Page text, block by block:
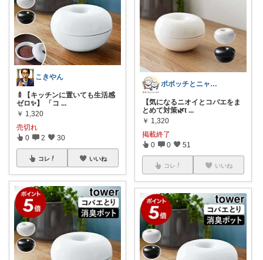
こきやん
🍼【キッチンに置いても生活感
ゼロ✨】 「コ ...
￥ 1,320
売切れ
0 2 30
コレ いいね
ポポッチとニャースケ🐱
【気になるニオイとコバエをま
とめて対策🌿t ...
￥ 1,320
掲載終了
0 0 51
コレ いいね